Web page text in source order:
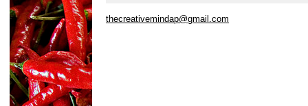
thecreativemindap@gmail.com